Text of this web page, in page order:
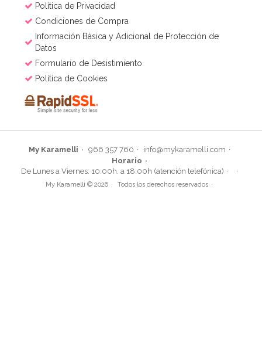
Política de Privacidad
Condiciones de Compra
Información Básica y Adicional de Protección de
Datos
Formulario de Desistimiento
Política de Cookies
My Karamelli 966 357 760
info@mykaramelli.com
Horario
De Lunes a Viernes: 10:00h. a 18:00h (atención telefónica)
My Karamelli © 2026 Todos los derechos reservados